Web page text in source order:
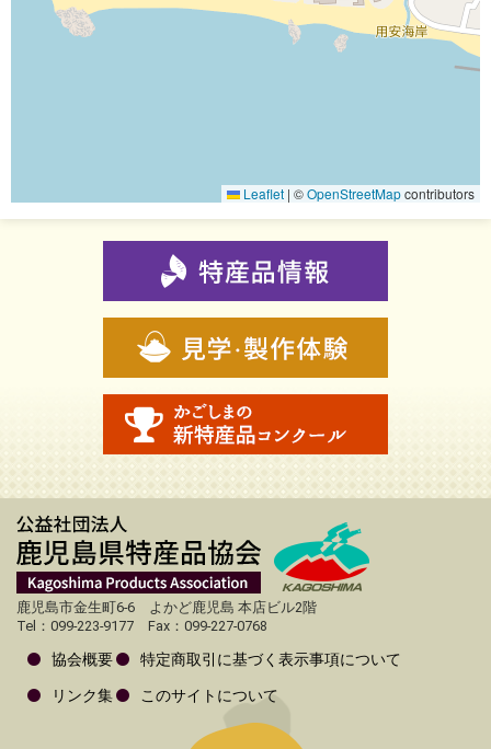
Leaflet | ©OpenStreetMapcontributors
鹿児島市金生町6-6 よかど鹿児島 本店ビル2階
Tel：099-223-9177 Fax：099-227-0768
協会概要 特定商取引に基づく表示事項について
リンク集 このサイトについて